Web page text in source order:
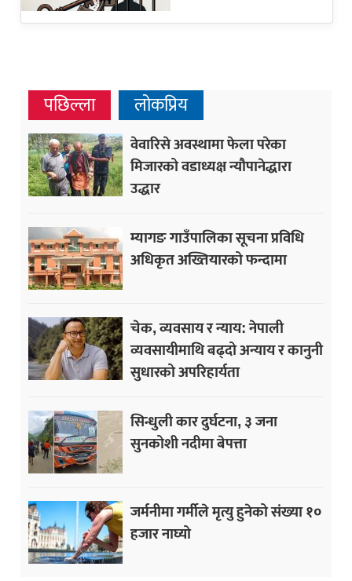
पछिल्ला लोकप्रिय
वेवारिसे अवस्थामा फेला परेका
मिजारको वडाध्यक्ष न्यौपानेद्धारा
उद्धार
म्यागङ गाउँपालिका सूचना प्रविधि
अधिकृत अख्तियारको फन्दामा
चेक, व्यवसाय र न्याय: नेपाली
व्यवसायीमाथि बढ्दो अन्याय र कानुनी
सुधारको अपरिहार्यता
सिन्धुली कार दुर्घटना, ३ जना
सुनकोशी नदीमा बेपत्ता
जर्मनीमा गर्मीले मृत्यु हुनेको संख्या १०
हजार नाघ्यो